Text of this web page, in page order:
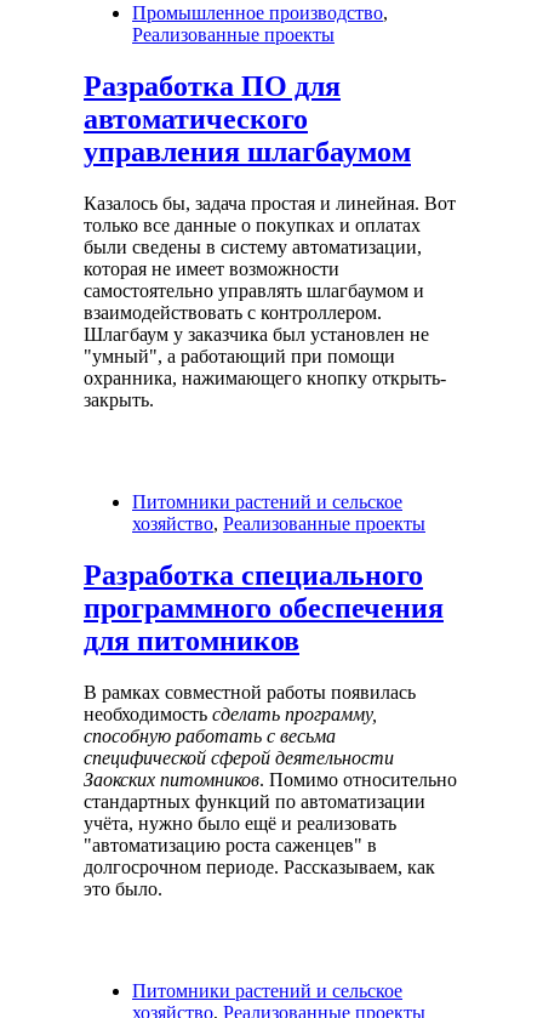
Промышленное производство,
Реализованные проекты
Разработка ПО для
автоматического
управления шлагбаумом
Казалось бы, задача простая и линейная. Вот
только все данные о покупках и оплатах
были сведены в систему автоматизации,
которая не имеет возможности
самостоятельно управлять шлагбаумом и
взаимодействовать с контроллером.
Шлагбаум у заказчика был установлен не
"умный", а работающий при помощи
охранника, нажимающего кнопку открыть-
закрыть.
Питомники растений и сельское
хозяйство, Реализованные проекты
Разработка специального
программного обеспечения
для питомников
В рамках совместной работы появилась
необходимость сделать программу,
способную работать с весьма
специфической сферой деятельности
Заокских питомников. Помимо относительно
стандартных функций по автоматизации
учёта, нужно было ещё и реализовать
"автоматизацию роста саженцев" в
долгосрочном периоде. Рассказываем, как
это было.
Питомники растений и сельское
хозяйство, Реализованные проекты